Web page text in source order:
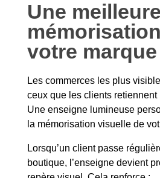
Une meilleure
votre marque
Les commerces les plus
ceux que les clients retiennent
Une enseigne lumineuse
la mémorisation visuelle de
Lorsqu’un client passe
boutique, l’enseigne devient